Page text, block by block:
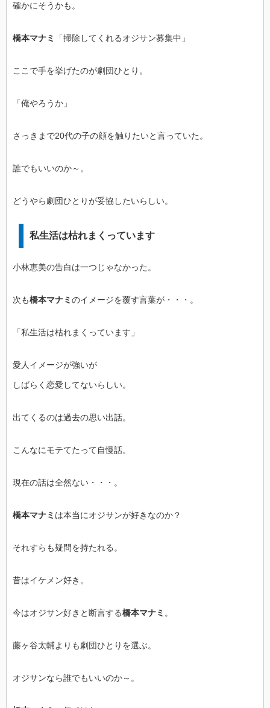
確かにそうかも。
橋本マナミ 「掃除してくれるオジサン募集中」
ここで手を挙げたのが劇団ひとり。
「俺やろうか」
さっきまで20代の子の顔を触りたいと言っていた。
誰でもいいのか～。
どうやら劇団ひとりが妥協したいらしい。
私生活は枯れまくっています
小林恵美の告白は一つじゃなかった。
次も橋本マナミ のイメージを覆す言葉が・・・。
「私生活は枯れまくっています」
愛人イメージが強いが
しばらく恋愛してないらしい。
出てくるのは過去の思い出話。
こんなにモテてたって自慢話。
現在の話は全然ない・・・。
橋本マナミ は本当にオジサンが好きなのか？
それすらも疑問を持たれる。
昔はイケメン好き。
今はオジサン好きと断言する橋本マナミ 。
藤ヶ谷太輔よりも劇団ひとりを選ぶ。
オジサンなら誰でもいいのか～。